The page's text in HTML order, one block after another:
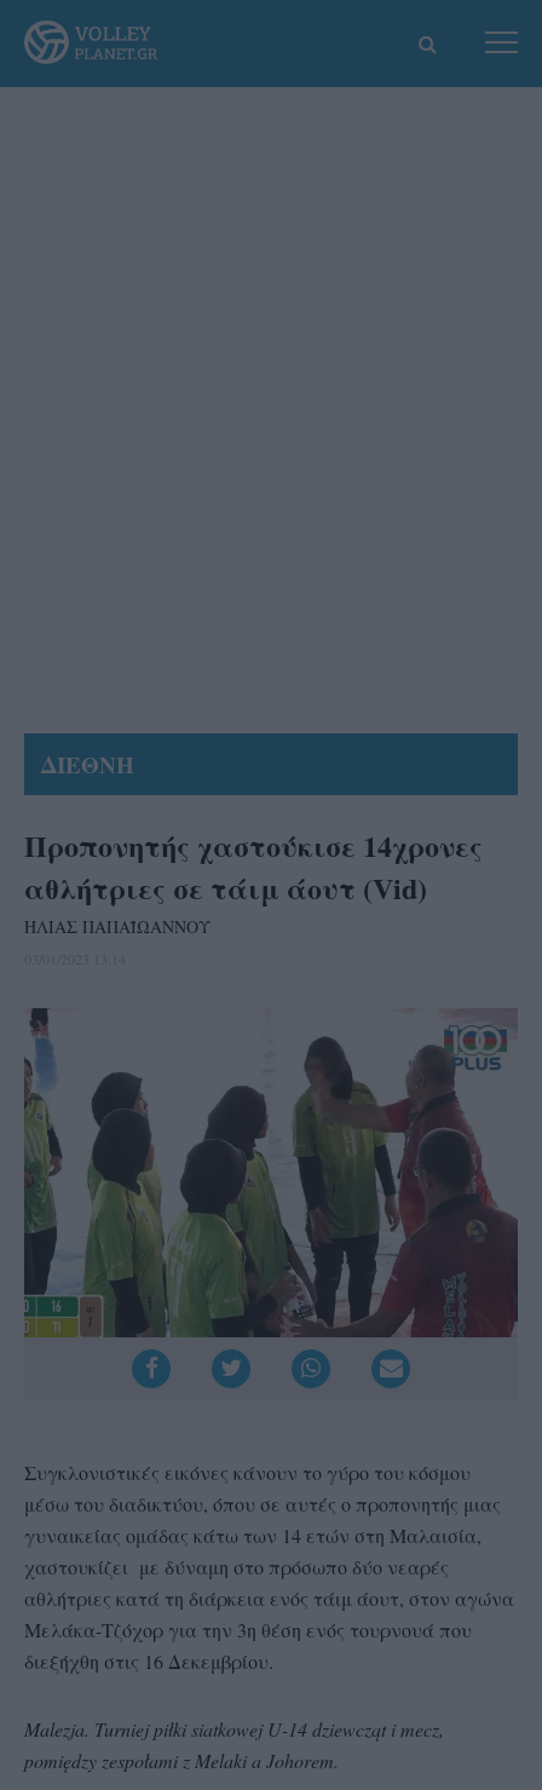
ΔΙΕΘΝΗ
Προπονητής χαστούκισε 14χρονες
αθλήτριες σε τάιμ άουτ (Vid)
ΗΛΙΑΣ ΠΑΠΑΪΩΑΝΝΟΥ
Συγκλονιστικές εικόνες κάνουν το γύρο του κόσμου
μέσω του διαδικτύου, όπου σε αυτές ο προπονητής μιας
γυναικείας ομάδας κάτω των 14 ετών στη Μαλαισία,
χαστουκίζει με δύναμη στο πρόσωπο δύο νεαρές
αθλήτριες κατά τη διάρκεια ενός τάιμ άουτ, στον αγώνα
Μελάκα-Τζόχορ για την 3η θέση ενός τουρνουά που
διεξήχθη στις 16 Δεκεμβρίου.
Malezja. Turniej piłki siatkowej U-14 dziewcząt i mecz,
pomiędzy zespołami z Melaki a Johorem.